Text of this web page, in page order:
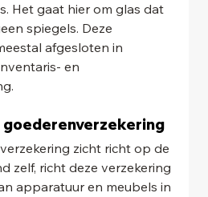
Het gaat hier om glas dat
spiegels. Deze
afgesloten in
en
goederenverzekering
zicht richt op de
zelf, richt deze verzekering
apparatuur en meubels in